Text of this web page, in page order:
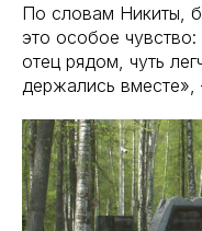
По словам Никиты,
это особое
отец рядом, чуть
держались вместе»,